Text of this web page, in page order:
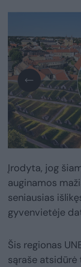
Įrodyta, jog
auginamos
seniausias
gyvenvietėje
Šis regionas
sąraše